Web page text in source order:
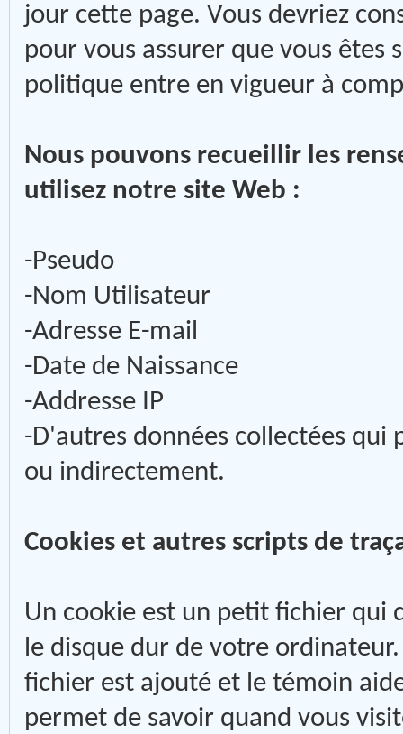
jour cette page. Vous devriez
pour vous assurer que vous
politique entre en vigueur à
Nous pouvons recueillir les
utilisez notre site Web :
-Pseudo
-Nom Utilisateur
-Adresse E-mail
-Date de Naissance
-Addresse IP
-D'autres données collectées
ou indirectement.
Cookies et autres scripts de
Un cookie est un petit fichier qui
le disque dur de votre
fichier est ajouté et le témoin
permet de savoir quand vous